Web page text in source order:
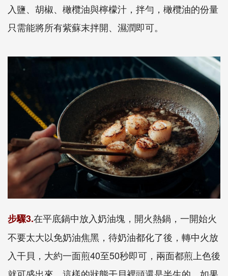
入鹽、胡椒、橄欖油與檸檬汁，拌勻，橄欖油的份量
只需能將所有紫蘇末拌開、濕潤即可。
步驟3.在平底鍋中放入奶油塊，開火熱鍋，一開始火
不要太大以免奶油焦黑，待奶油都化了後，轉中火放
入干貝，大約一面煎40至50秒即可，兩面都煎上色後